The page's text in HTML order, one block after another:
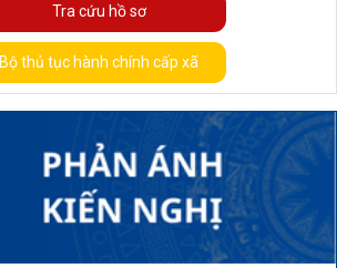
Tra cứu hồ sơ
Bộ thủ tục hành chính cấp xã